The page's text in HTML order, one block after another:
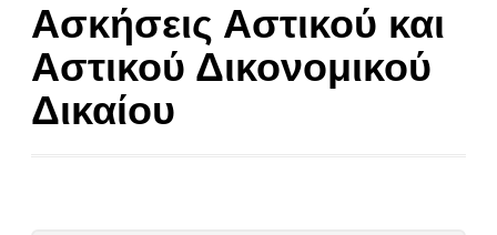
Ασκήσεις Αστικού και
Αστικού Δικονομικού
Δικαίου